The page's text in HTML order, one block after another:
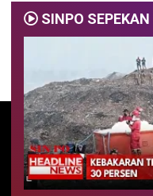
SINPO SEPEKAN